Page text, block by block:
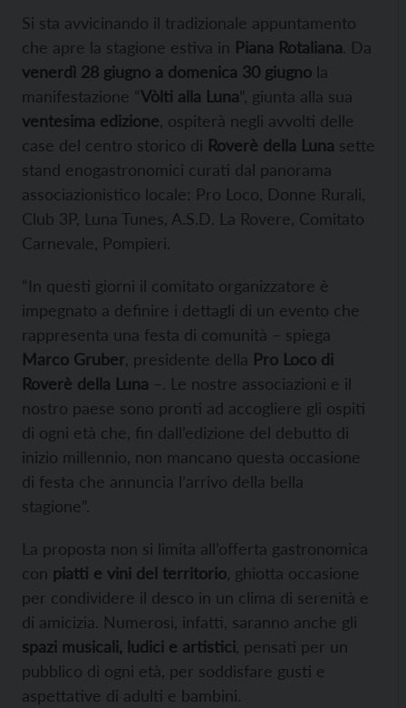
Si sta avvicinando il tradizionale appuntamento
che apre la stagione estiva in Piana Rotaliana. Da
venerdì 28 giugno a domenica 30 giugno la
manifestazione “Vòlti alla Luna”, giunta alla sua
ventesima edizione , ospiterà negli avvolti delle
case del centro storico di Roverè della Luna sette
stand enogastronomici curati dal panorama
associazionistico locale: Pro Loco, Donne Rurali,
Club 3P, Luna Tunes, A.S.D. La Rovere, Comitato
Carnevale, Pompieri.
“In questi giorni il comitato organizzatore è
impegnato a definire i dettagli di un evento che
rappresenta una festa di comunità – spiega
Marco Gruber , presidente della Pro Loco di
Roverè della Luna –. Le nostre associazioni e il
nostro paese sono pronti ad accogliere gli ospiti
di ogni età che, fin dall’edizione del debutto di
inizio millennio, non mancano questa occasione
di festa che annuncia l’arrivo della bella
stagione”.
La proposta non si limita all’offerta gastronomica
con piatti e vini del territorio , ghiotta occasione
per condividere il desco in un clima di serenità e
di amicizia. Numerosi, infatti, saranno anche gli
spazi musicali, ludici e artistici , pensati per un
pubblico di ogni età, per soddisfare gusti e
aspettative di adulti e bambini.